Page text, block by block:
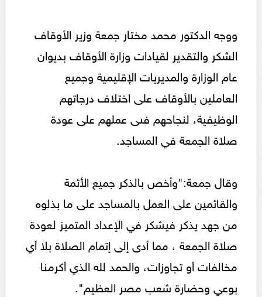
ووجه الدكتور محمد مختار جمعة وزير الأوقاف
الشكر والتقدير لقيادات وزارة الأوقاف بديوان
عام الوزارة والمديريات الإقليمية وجميع
العاملين بالأوقاف على اختلاف درجاتهم
الوظيفية، لنجاحهم فىى عملهم على عودة
صلاة الجمعة في المساجد.
وقال جمعة:"وأخص بالذكر جميع الأئمة
والقائمين على العمل بالمساجد على ما بذلوه
من جهد يذكر فيشكر في الإعداد المتميز لعودة
صلاة الجمعة ، مما أدى إلى إتمام الصلاة بلا أي
مخالفات أو تجاوزات، والحمد لله الذي أكرمنا
بوعي وحضارة شعب مصر العظيم".